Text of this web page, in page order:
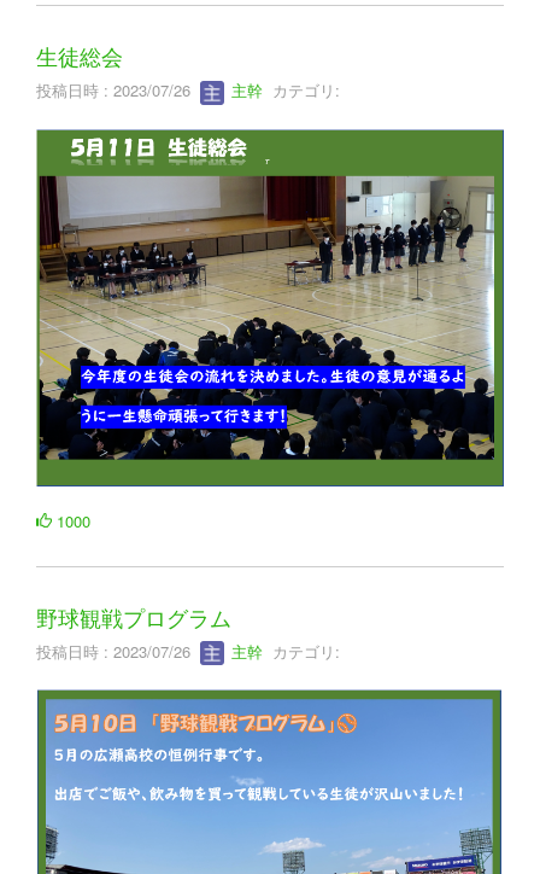
生徒総会
投稿日時 : 2023/07/26 主幹 カテゴリ:
1000
野球観戦プログラム
投稿日時 : 2023/07/26 主幹 カテゴリ: